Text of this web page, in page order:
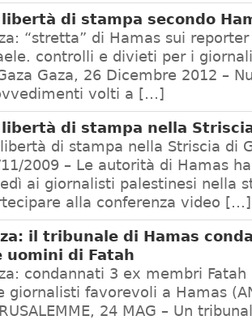
libertà di stampa secondo
“stretta” di Hamas sui
controlli e divieti per i
Gaza, 26 Dicembre 2012 –
volti a […]
libertà di stampa nella
libertà di stampa nella Striscia di
2009 – Le autorità di Hamas
ai giornalisti palestinesi nella
alla conferenza video […]
il tribunale di Hamas
uomini di Fatah
condannati 3 ex membri Fatah
giornalisti favorevoli a Hamas
24 MAG – Un